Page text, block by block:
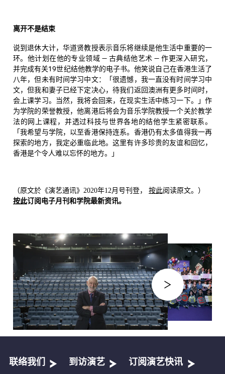
离开不是结束
说到退休大计，华道贤教授表示音乐将继续是他生活中重要的一
环。他计划在他的专业领域 — 古典结他艺术 — 作更深入研究，
并完成有关19世纪结他教学的电子书。他笑说自己在香港生活了
八年，但未有时间学习中文：「很遗憾，我一直没有时间学习中
文，但我和妻子已经下定决心，待我们返回澳洲有更多时间时，
会上课学习。当然，我将会回来，在现实生活中练习一下。」作
为学院的荣誉教授，他离港后将会为音乐学院教授一个关於教学
法的网上课程，并透过科技与世界各地的结他学生紧密联系。
「我希望与学院，以至香港保持连系。香港仍有太多值得我一再
探索的地方，我定必重临此地。这里有许多珍贵的友谊和回忆，
香港是个令人难以忘怀的地方。」
（原文於《演艺通讯》2020年12月号刊登， 按此阅读原文。）
按此订阅电子月刊和学院最新资讯。
联络我们 到访演艺 订阅演艺快讯